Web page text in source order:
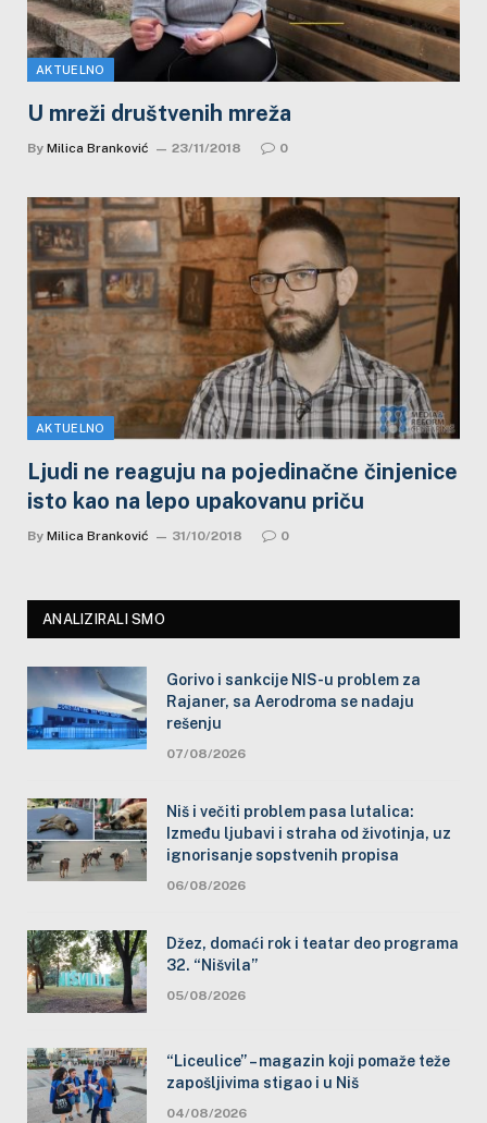
AKTUELNO
U mreži društvenih mreža
By Milica Branković 23/11/2018 0
AKTUELNO
Ljudi ne reaguju na pojedinačne činjenice
isto kao na lepo upakovanu priču
By Milica Branković 31/10/2018 0
ANALIZIRALI SMO
Gorivo i sankcije NIS-u problem za
Rajaner, sa Aerodroma se nadaju
rešenju
07/08/2026
Niš i večiti problem pasa lutalica:
Između ljubavi i straha od životinja, uz
ignorisanje sopstvenih propisa
06/08/2026
Džez, domaći rok i teatar deo programa
32. “Nišvila”
05/08/2026
“Liceulice” – magazin koji pomaže teže
zapošljivima stigao i u Niš
04/08/2026